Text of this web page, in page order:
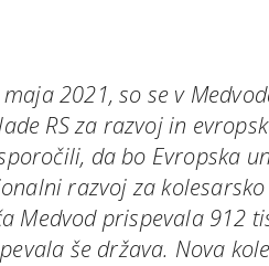
2021, so se v
RS za razvoj in
da bo Evropska
razvoj za
Medvod prispevala 912
še država. Nova